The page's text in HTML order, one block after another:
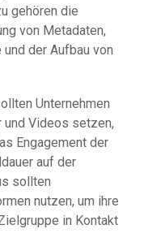
gehören die
von Metadaten,
der Aufbau von
Unternehmen
Videos setzen,
Engagement der
auf der
sollten
nutzen, um ihre
in Kontakt